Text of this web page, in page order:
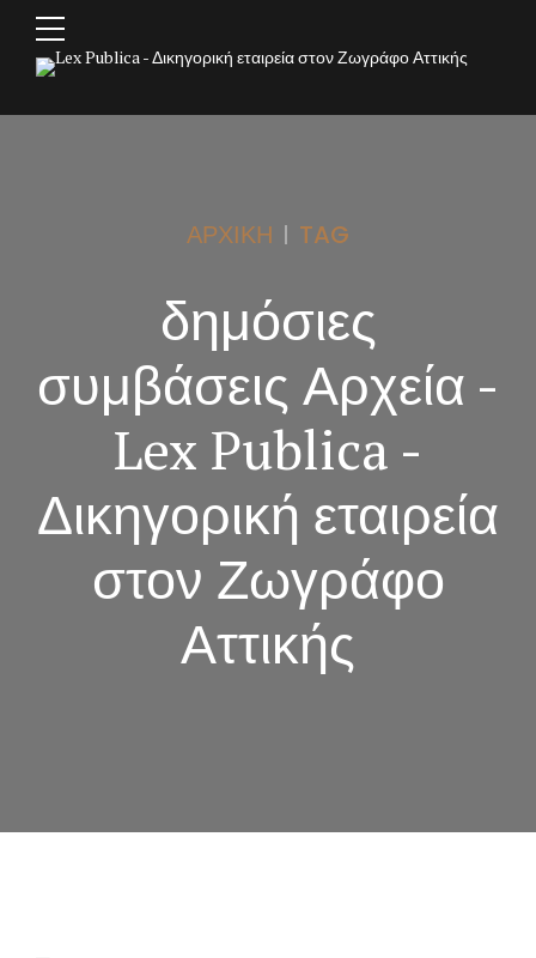
ΑΡΧΙΚΉ TAG
δημόσιες
συμβάσεις Αρχεία -
Lex Publica -
Δικηγορική εταιρεία
στον Ζωγράφο
Αττικής